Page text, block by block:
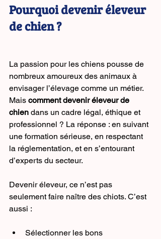
Pourquoi devenir éleveur
de chien ?
La passion pour les chiens pousse de
nombreux amoureux des animaux à
envisager l’élevage comme un métier.
Mais comment devenir éleveur de
chien dans un cadre légal, éthique et
professionnel ? La réponse : en suivant
une formation sérieuse, en respectant
la réglementation, et en s’entourant
d’experts du secteur.
Devenir éleveur, ce n’est pas
seulement faire naître des chiots. C’est
aussi :
Sélectionner les bons